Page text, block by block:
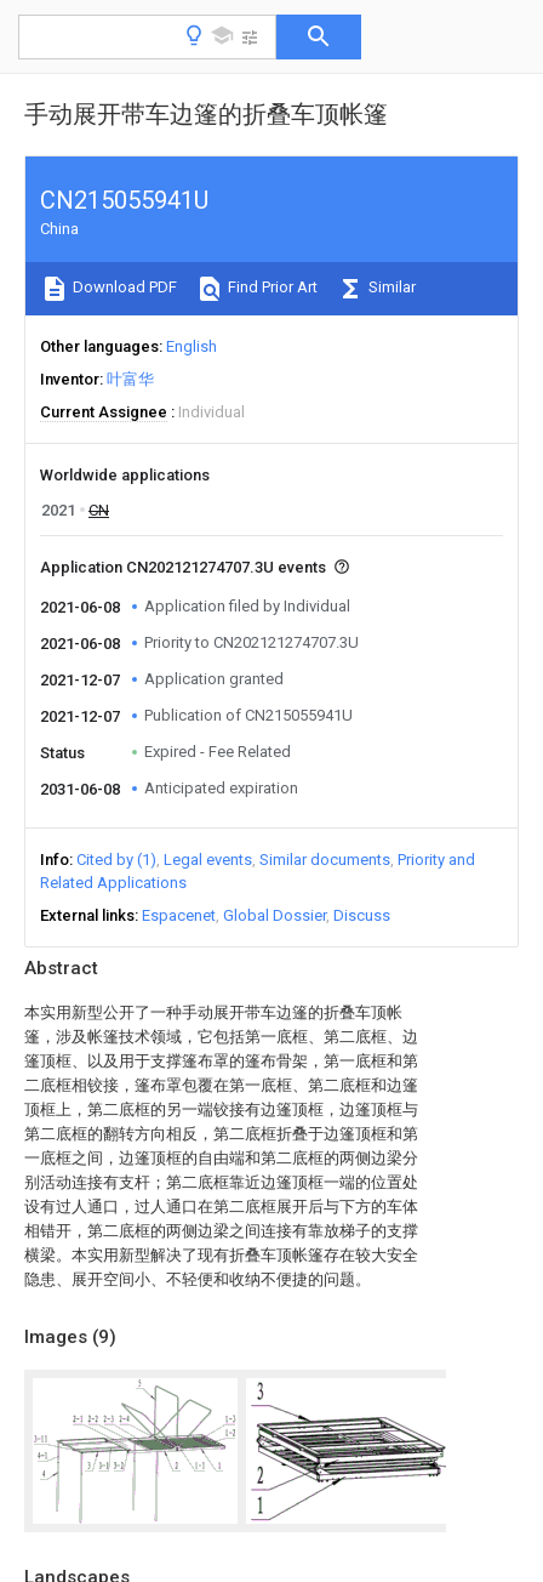
手动展开带车边篷的折叠车顶帐篷
Abstract
本实用新型公开了一种手动展开带车边篷的折叠车顶帐
篷，涉及帐篷技术领域，它包括第一底框、第二底框、边
篷顶框、以及用于支撑篷布罩的篷布骨架，第一底框和第
二底框相铰接，篷布罩包覆在第一底框、第二底框和边篷
顶框上，第二底框的另一端铰接有边篷顶框，边篷顶框与
第二底框的翻转方向相反，第二底框折叠于边篷顶框和第
一底框之间，边篷顶框的自由端和第二底框的两侧边梁分
别活动连接有支杆；第二底框靠近边篷顶框一端的位置处
设有过人通口，过人通口在第二底框展开后与下方的车体
相错开，第二底框的两侧边梁之间连接有靠放梯子的支撑
横梁。本实用新型解决了现有折叠车顶帐篷存在较大安全
隐患、展开空间小、不轻便和收纳不便捷的问题。
Images (9)
Landscapes
CN215055941U
China
Download PDF Find Prior Art Similar
Other languages English
Inventor 叶富华
Current Assignee
Individual
Worldwide applications
2021
CN
Application CN202121274707.3U events
2021-06-08 Application filed by Individual
2021-06-08 Priority to CN202121274707.3U
2021-12-07 Application granted
2021-12-07 Publication of CN215055941U
Status Expired - Fee Related
2031-06-08 Anticipated expiration
Info Cited by (1) Legal events Similar documents Priority and
Related Applications
External links Espacenet Global Dossier Discuss